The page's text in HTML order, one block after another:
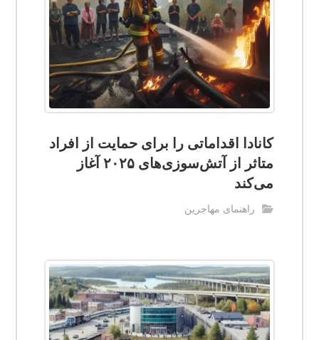
کانادا اقداماتی را برای حمایت از افراد
متاثر از آتش‌سوزی‌های ۲۰۲۵ آغاز
می‌کند
راهنمای مهاجرین